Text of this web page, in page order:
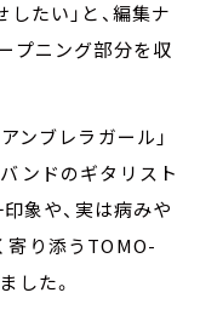
たい」と、編集ナ
プニング部分を収
ンブレラガール」
ンドのギタリスト
象や、実は病みや
寄り添うTOMO-
した。